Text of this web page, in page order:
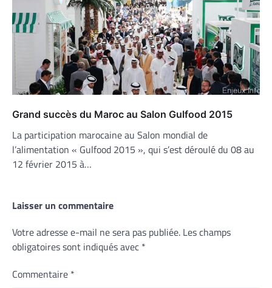
Grand succès du Maroc au Salon Gulfood 2015
La participation marocaine au Salon mondial de
l’alimentation « Gulfood 2015 », qui s’est déroulé du 08 au
12 février 2015 à…
Laisser un commentaire
Votre adresse e-mail ne sera pas publiée. Les champs
obligatoires sont indiqués avec *
Commentaire *